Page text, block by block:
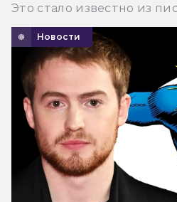
Это стало известно из
Новости